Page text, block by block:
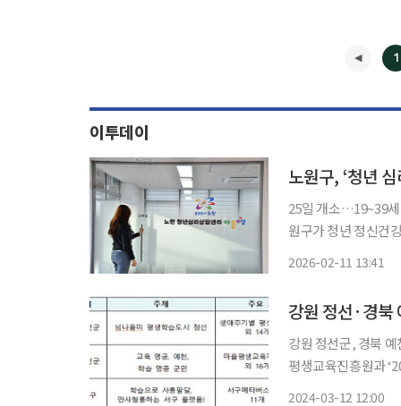
1
이투데이
노원구, ‘청년
25일 개소…19~39세
원구가 청년 정신건
2026-02-11 13:41
강원 정선·경북
강원 정선군, 경북 예천
평생교육진흥원과
2024-03-12 12:00